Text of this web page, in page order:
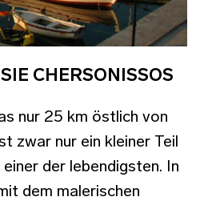
CHERSONISSOS
nur 25 km östlich von
zwar nur ein kleiner Teil
der lebendigsten. In
dem malerischen